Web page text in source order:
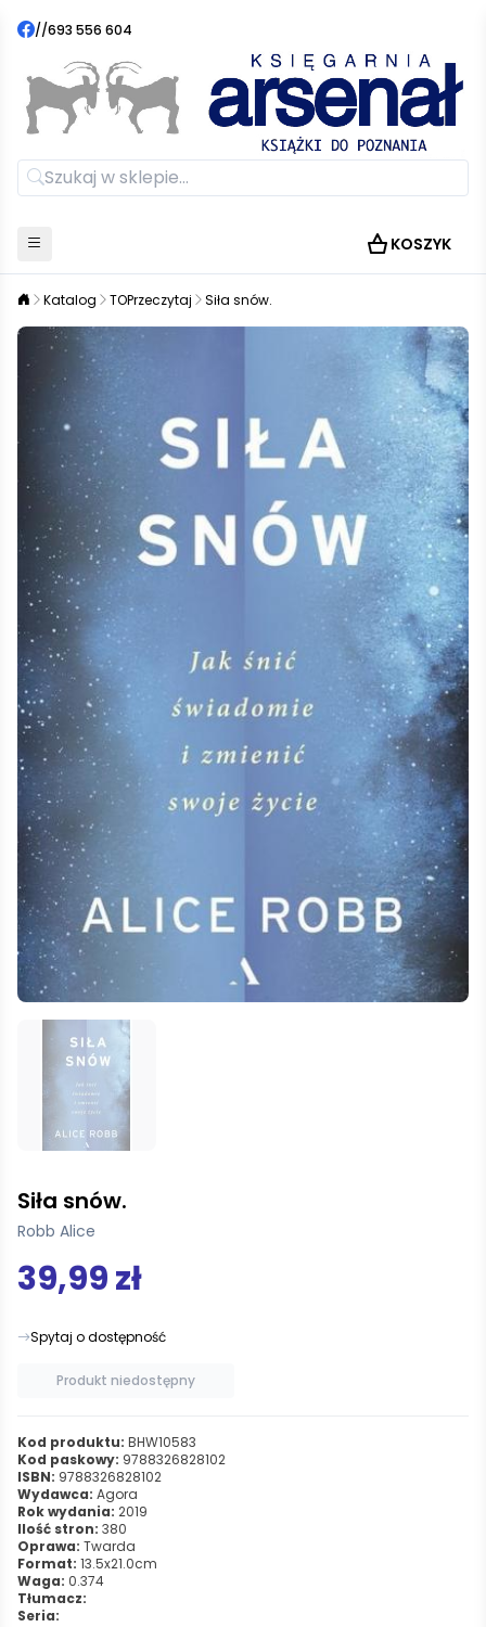
//693 556 604
KOSZYK
Katalog TOPrzeczytaj Siła snów.
Siła snów.
Robb Alice
39,99 zł
Spytaj o dostępność
Produkt niedostępny
Kod produktu: BHW10583
Kod paskowy: 9788326828102
ISBN: 9788326828102
Wydawca: Agora
Rok wydania: 2019
Ilość stron: 380
Oprawa: Twarda
Format: 13.5x21.0cm
Waga: 0.374
Tłumacz:
Seria: